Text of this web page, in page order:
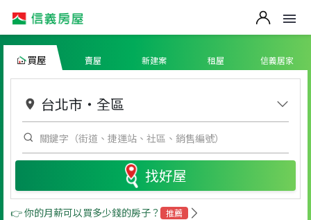
買屋 賣屋 新建案 租屋 信義居家
台北市 ・ 全區
找好屋
👉 你的月薪可以買多少錢的房子？ 推薦